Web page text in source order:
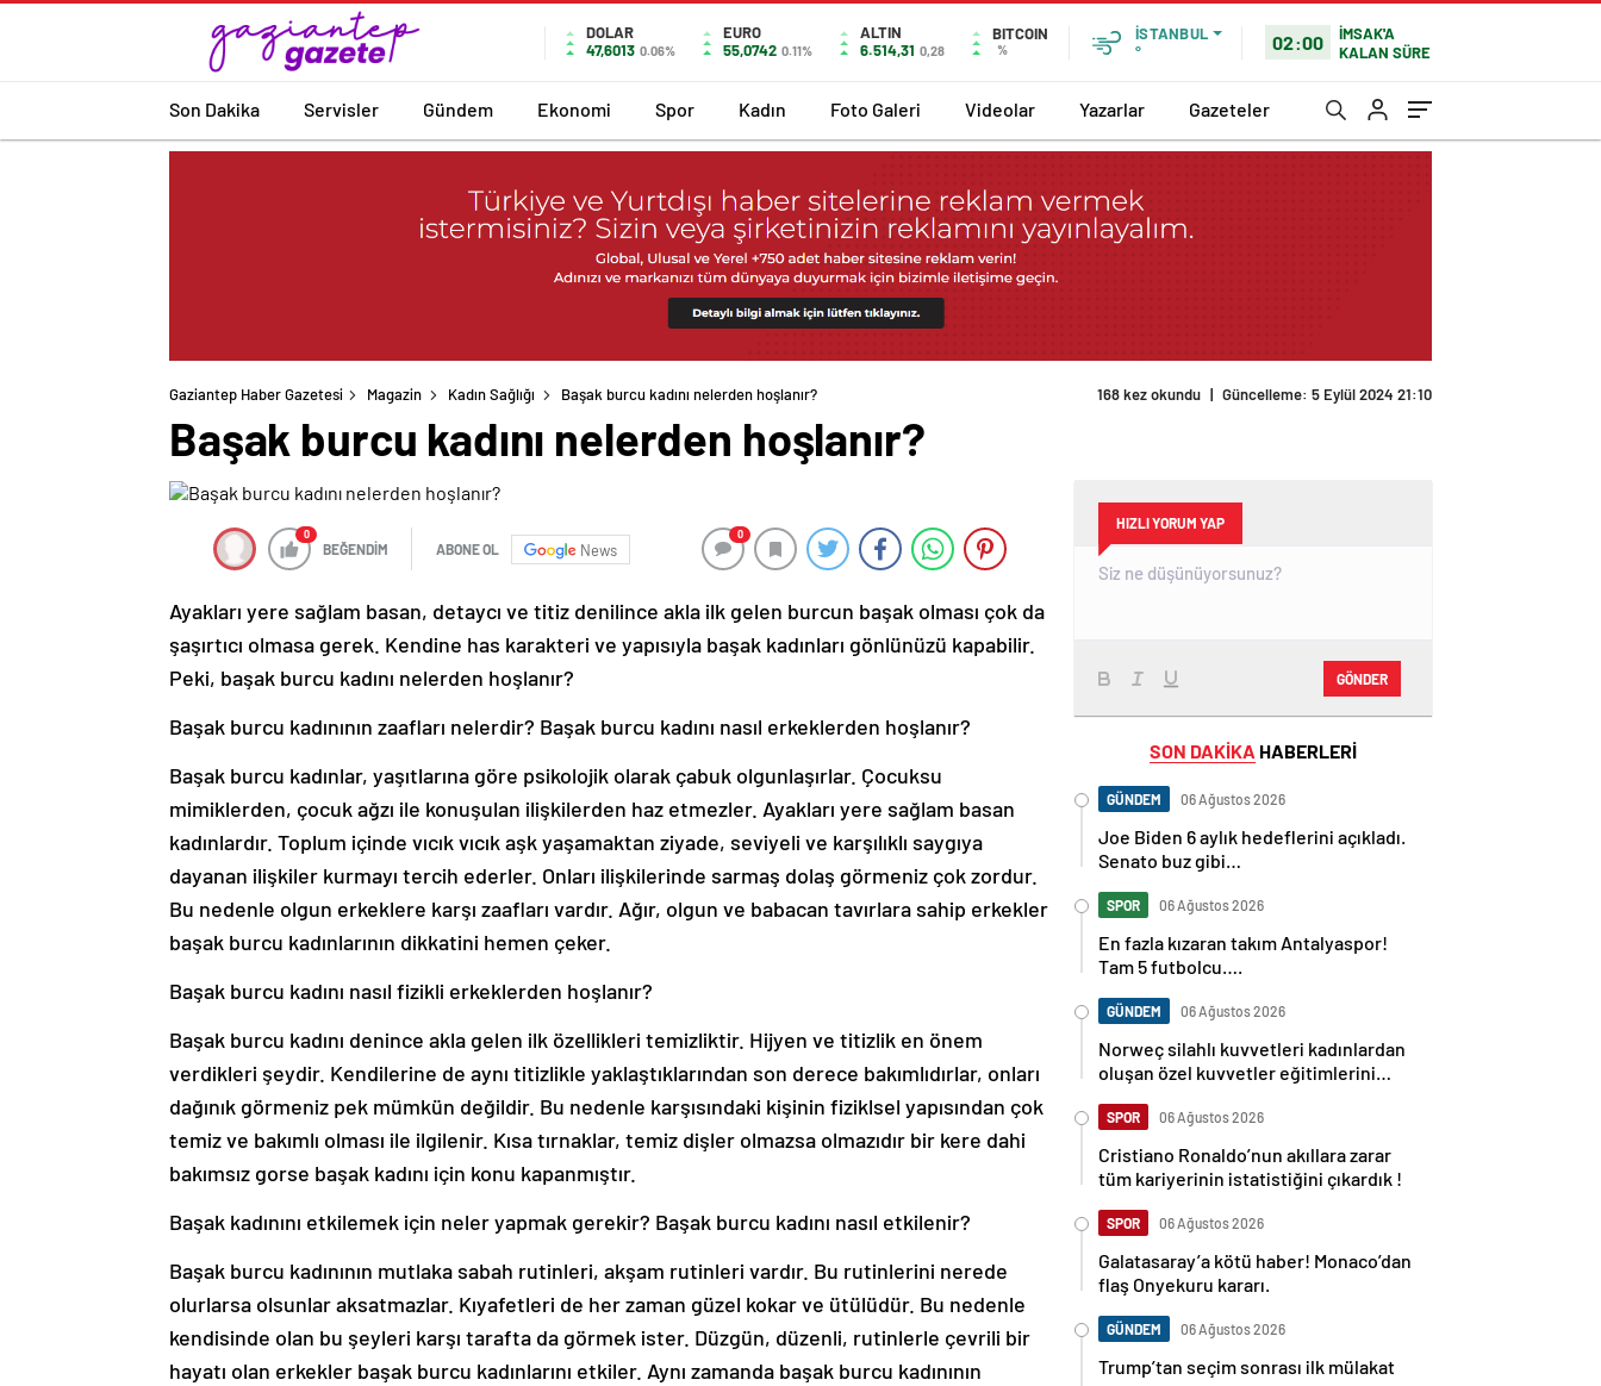
DOLAR
47,6013 0.06%
EURO
55,0742 0.11%
ALTIN
6.514,31 0,28
BITCOIN
%
İSTANBUL
°
02:00
İMSAK'A
KALAN SÜRE
Son Dakika Servisler Gündem Ekonomi Spor Kadın Foto Galeri Videolar Yazarlar Gazeteler
Gaziantep Haber Gazetesi Magazin Kadın Sağlığı Başak burcu kadını nelerden hoşlanır?
Başak burcu kadını nelerden hoşlanır?
0
BEĞENDİM ABONE OL News
0
Ayakları yere sağlam basan, detaycı ve titiz denilince akla ilk gelen burcun başak olması çok da
şaşırtıcı olmasa gerek. Kendine has karakteri ve yapısıyla başak kadınları gönlünüzü kapabilir.
Peki, başak burcu kadını nelerden hoşlanır?
Başak burcu kadınının zaafları nelerdir? Başak burcu kadını nasıl erkeklerden hoşlanır?
Başak burcu kadınlar, yaşıtlarına göre psikolojik olarak çabuk olgunlaşırlar. Çocuksu
mimiklerden, çocuk ağzı ile konuşulan ilişkilerden haz etmezler. Ayakları yere sağlam basan
kadınlardır. Toplum içinde vıcık vıcık aşk yaşamaktan ziyade, seviyeli ve karşılıklı saygıya
dayanan ilişkiler kurmayı tercih ederler. Onları ilişkilerinde sarmaş dolaş görmeniz çok zordur.
Bu nedenle olgun erkeklere karşı zaafları vardır. Ağır, olgun ve babacan tavırlara sahip erkekler
başak burcu kadınlarının dikkatini hemen çeker.
Başak burcu kadını nasıl fizikli erkeklerden hoşlanır?
Başak burcu kadını denince akla gelen ilk özellikleri temizliktir. Hijyen ve titizlik en önem
verdikleri şeydir. Kendilerine de aynı titizlikle yaklaştıklarından son derece bakımlıdırlar, onları
dağınık görmeniz pek mümkün değildir. Bu nedenle karşısındaki kişinin fiziklsel yapısından çok
temiz ve bakımlı olması ile ilgilenir. Kısa tırnaklar, temiz dişler olmazsa olmazıdır bir kere dahi
bakımsız gorse başak kadını için konu kapanmıştır.
Başak kadınını etkilemek için neler yapmak gerekir? Başak burcu kadını nasıl etkilenir?
Başak burcu kadınının mutlaka sabah rutinleri, akşam rutinleri vardır. Bu rutinlerini nerede
olurlarsa olsunlar aksatmazlar. Kıyafetleri de her zaman güzel kokar ve ütülüdür. Bu nedenle
kendisinde olan bu şeyleri karşı tarafta da görmek ister. Düzgün, düzenli, rutinlerle çevrili bir
hayatı olan erkekler başak burcu kadınlarını etkiler. Aynı zamanda başak burcu kadınının
HIZLI YORUM YAP
GÖNDER
SON DAKİKA HABERLERİ
GÜNDEM 06 Ağustos 2026
Joe Biden 6 aylık hedeflerini açıkladı.
Senato buz gibi…
SPOR 06 Ağustos 2026
En fazla kızaran takım Antalyaspor!
Tam 5 futbolcu….
GÜNDEM 06 Ağustos 2026
Norweç silahlı kuvvetleri kadınlardan
oluşan özel kuvvetler eğitimlerini
SPOR 06 Ağustos 2026
Cristiano Ronaldo’nun akıllara zarar
tüm kariyerinin istatistiğini çıkardık !
SPOR 06 Ağustos 2026
Galatasaray’a kötü haber! Monaco’dan
flaş Onyekuru kararı.
GÜNDEM 06 Ağustos 2026
Trump’tan seçim sonrası ilk mülakat